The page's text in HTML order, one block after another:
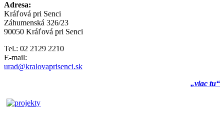
Adresa:
Kráľová pri Senci
Záhumenská 326/23
90050 Kráľová pri Senci
Tel.: 02 2129 2210
E-mail:
urad@kralovaprisenci.sk
„viac tu“